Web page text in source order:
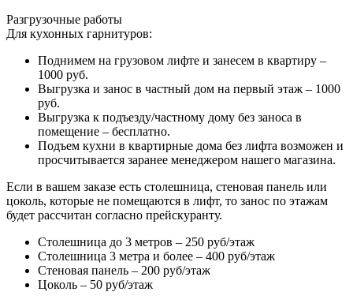
Разгрузочные работы
Для кухонных гарнитуров:
Поднимем на грузовом лифте и занесем в квартиру –
1000 руб.
Выгрузка и занос в частный дом на первый этаж – 1000
руб.
Выгрузка к подъезду/частному дому без заноса в
помещение – бесплатно.
Подъем кухни в квартирные дома без лифта возможен и
просчитывается заранее менеджером нашего магазина.
Если в вашем заказе есть столешница, стеновая панель или
цоколь, которые не помещаются в лифт, то занос по этажам
будет рассчитан согласно прейскуранту.
Столешница до 3 метров – 250 руб/этаж
Столешница 3 метра и более – 400 руб/этаж
Стеновая панель – 200 руб/этаж
Цоколь – 50 руб/этаж